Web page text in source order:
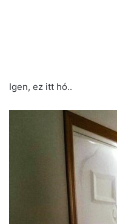
Igen, ez itt hó..